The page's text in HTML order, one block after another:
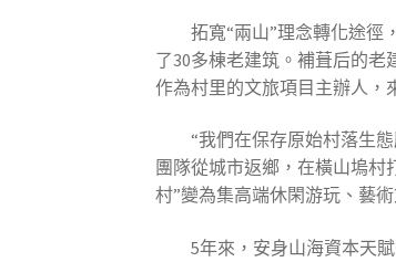
拓寬“兩山”理念轉化途徑
了30多棟老建筑。補葺后的老
作為村里的文旅項目主辦人，
“我們在保存原始村落生
團隊從城市返鄉，在橫山塢村
村”變為集高端休閑游玩、藝
5年來，安身山海資本天